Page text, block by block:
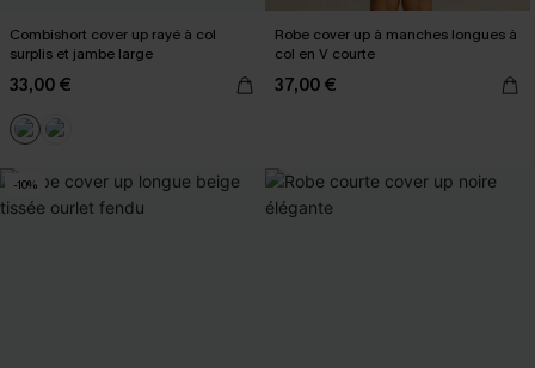
Combishort cover up rayé à col
surplis et jambe large
33,00 €
Robe cover up à manches longues à
col en V courte
37,00 €
-10%